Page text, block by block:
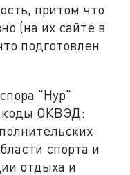
притом что
(на их сайте в
подготовлен
"Нур"
коды ОКВЭД:
спорта и
отдыха и